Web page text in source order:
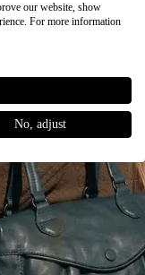
our website, show
For more information
No, adjust